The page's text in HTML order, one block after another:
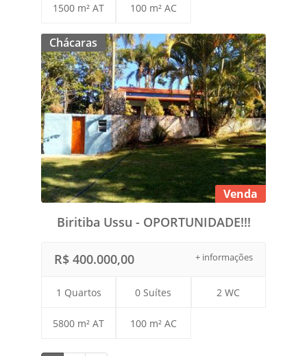
1500 m² AT 100 m² AC
Chácaras
Venda
Biritiba Ussu - OPORTUNIDADE!!!
+ informações
R$ 400.000,00
1 Quartos 0 Suítes 2 WC
5800 m² AT 100 m² AC